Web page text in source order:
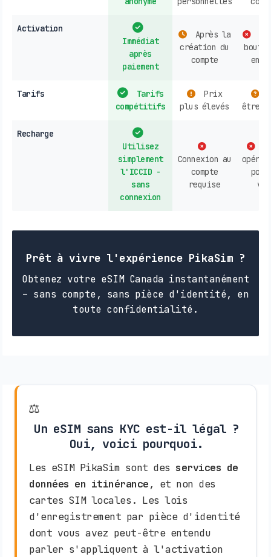
Activation
Immédiat
après
paiement
Après la
création du
compte
en
Tarifs
Tarifs
compétitifs
Prix
plus élevés
être
Recharge
Utilisez
simplement
l'ICCID -
sans
connexion
Connexion au
compte
requise
Prêt à vivre l'expérience PikaSim ?
Obtenez votre eSIM Canada instantanément
– sans compte, sans pièce d'identité, en
toute confidentialité.
⚖️
Un eSIM sans KYC est-il légal ?
Oui, voici pourquoi.
Les eSIM PikaSim sont des services de
données en itinérance, et non des
cartes SIM locales. Les lois
d'enregistrement par pièce d'identité
dont vous avez peut-être entendu
parler s'appliquent à l'activation